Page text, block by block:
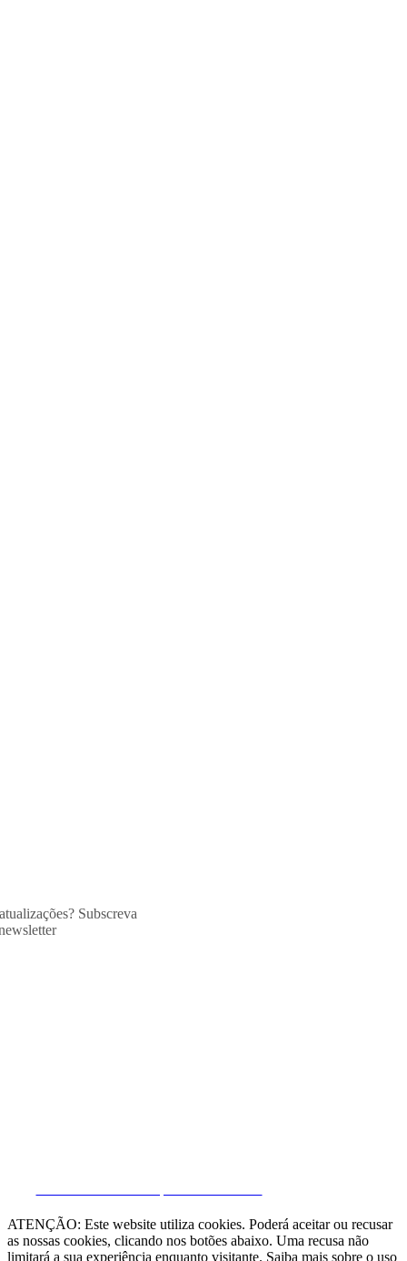
Subscreva
ATENÇÃO: Este website utiliza cookies. Poderá aceitar ou recusar
as nossas cookies, clicando nos botões abaixo. Uma recusa não
limitará a sua experiência enquanto visitante. Saiba mais sobre o uso